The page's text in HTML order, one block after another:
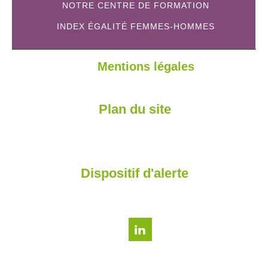
NOTRE CENTRE DE FORMATION
INDEX ÉGALITÉ FEMMES-HOMMES
Mentions légales
Plan du site
Dispositif d'alerte